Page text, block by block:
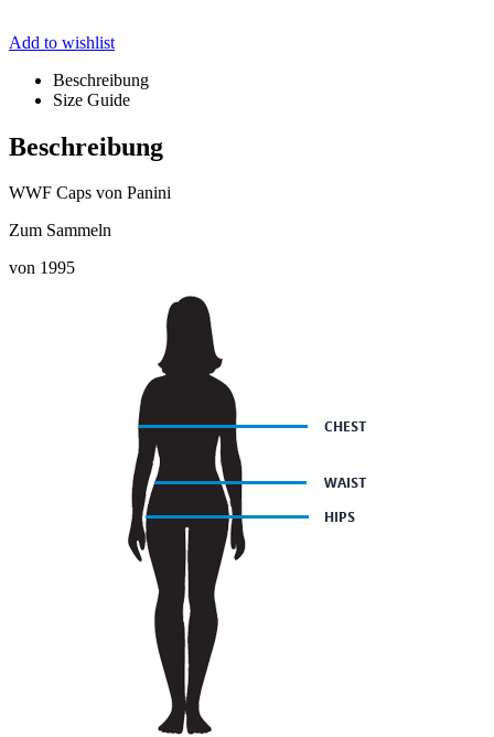
Add to wishlist
Beschreibung
Size Guide
Beschreibung
WWF Caps von Panini
Zum Sammeln
von 1995